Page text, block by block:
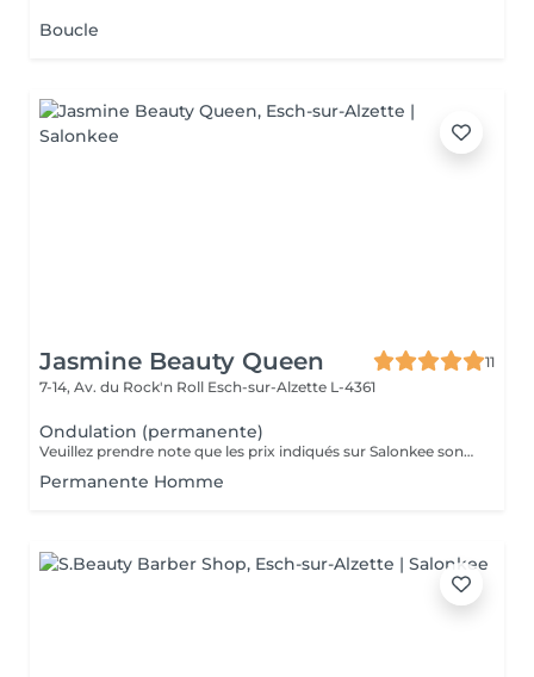
Boucle
Jasmine Beauty Queen
11
7-14, Av. du Rock'n Roll Esch-sur-Alzette L-4361
Ondulation (permanente)
Veuillez prendre note que les prix indiqués sur Salonkee sont communiqués à titre informatif et s'entendent de base. Ces derniers sont susceptibles de varier selon le diagnostic réalisé à votre arrivée au salon et l'expertise du professionnel à qui vous confiez votre beauté. Dans tous les cas, un devis précis vous sera proposé et toutes réalisations de prestations seront effectuées avec votre accord. Un grand merci d'avance pour votre compréhension. Au plaisir de vous recevoir très vite.
Permanente Homme